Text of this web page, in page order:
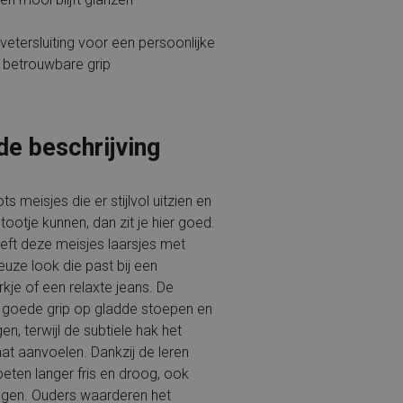
voor een persoonlijke
grip
beschrijving
meisjes die er stijlvol uitzien en
kunnen, dan zit je hier goed.
deze meisjes laarsjes met
look die past bij een
of een relaxte jeans. De
grip op gladde stoepen en
terwijl de subtiele hak het
aanvoelen. Dankzij de leren
langer fris en droog, ook
Ouders waarderen het